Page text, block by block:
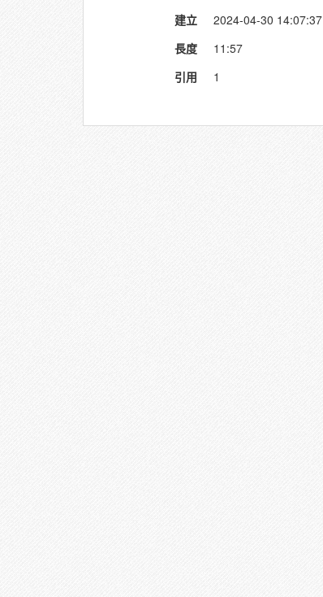
建立
2024-04-30 14:07:37
長度
11:57
引用
1